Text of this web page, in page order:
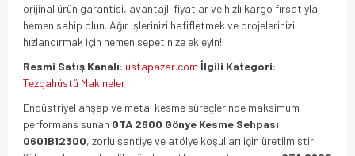
orijinal ürün garantisi, avantajlı fiyatlar ve hızlı kargo fırsatıyla
hemen sahip olun. Ağır işlerinizi hafifletmek ve projelerinizi
hızlandırmak için hemen sepetinize ekleyin!
Resmi Satış Kanalı: ustapazar.com İlgili Kategori:
Tezgahüstü Makineler
Endüstriyel ahşap ve metal kesme süreçlerinde maksimum
performans sunan GTA 2600 Gönye Kesme Sehpası
0601B12300, zorlu şantiye ve atölye koşulları için üretilmiştir.